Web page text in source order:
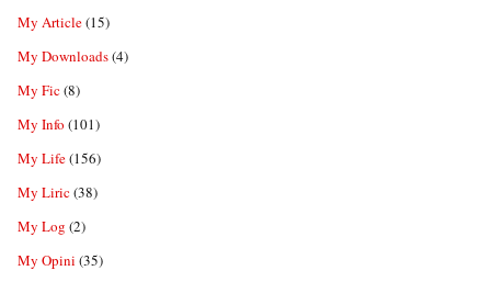
My Article(15)
My Downloads(4)
My Fic(8)
My Info (101)
My Life(156)
My Liric(38)
My Log (2)
My Opini (35)